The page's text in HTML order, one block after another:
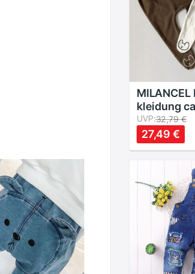
MILANCEL
kleidung
legging für
jungen
UVP:32,79 €
27,49 €